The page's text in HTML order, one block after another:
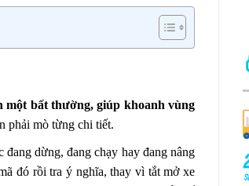
một bất thường, giúp khoanh vùng
phải mò từng chi tiết.
dừng, đang chạy hay đang nâng
đó rồi tra ý nghĩa, thay vì tắt mở xe